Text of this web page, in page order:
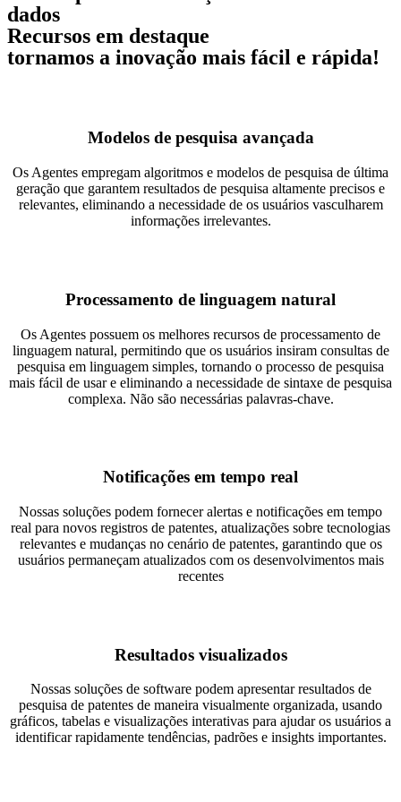
dados
Recursos em destaque
tornamos a inovação mais fácil e rápida!
Modelos de pesquisa avançada
Os Agentes empregam algoritmos e modelos de pesquisa de última
geração que garantem resultados de pesquisa altamente precisos e
relevantes, eliminando a necessidade de os usuários vasculharem
informações irrelevantes.
Processamento de linguagem natural
Os Agentes possuem os melhores recursos de processamento de
linguagem natural, permitindo que os usuários insiram consultas de
pesquisa em linguagem simples, tornando o processo de pesquisa
mais fácil de usar e eliminando a necessidade de sintaxe de pesquisa
complexa. Não são necessárias palavras-chave.
Notificações em tempo real
Nossas soluções podem fornecer alertas e notificações em tempo
real para novos registros de patentes, atualizações sobre tecnologias
relevantes e mudanças no cenário de patentes, garantindo que os
usuários permaneçam atualizados com os desenvolvimentos mais
recentes
Resultados visualizados
Nossas soluções de software podem apresentar resultados de
pesquisa de patentes de maneira visualmente organizada, usando
gráficos, tabelas e visualizações interativas para ajudar os usuários a
identificar rapidamente tendências, padrões e insights importantes.